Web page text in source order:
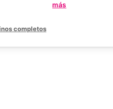
más
completos